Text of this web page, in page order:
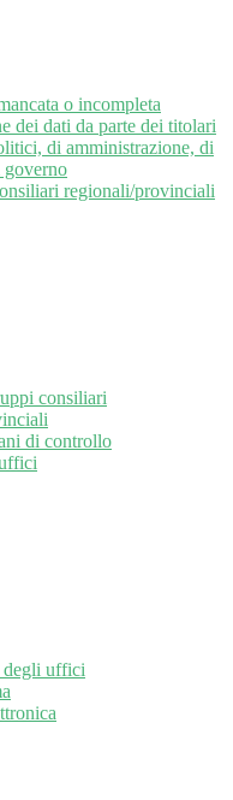
o incompleta
dei dati da parte dei titolari
di amministrazione, di
governo
regionali/provinciali
consiliari
di controllo
uffici